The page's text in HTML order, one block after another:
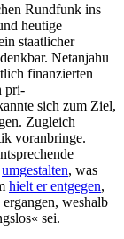
Rundfunk ins
heu­tige
staatlicher
Netan­jahu
finanzierten
pri­
sich zum Ziel,
Zugleich
voranbringe.
umgestalten, was
hielt er entgegen,
weshalb
sei.